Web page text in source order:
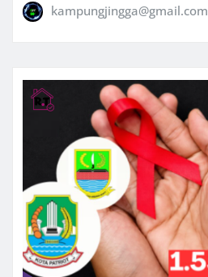
kampungjingga@gmail.com